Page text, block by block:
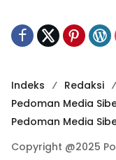
Indeks Redaksi
Pedoman Media
Pedoman Media
Copyright @2025